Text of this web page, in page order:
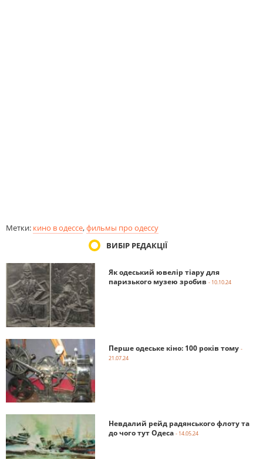
Метки: кино в одессе,фильмы про одессу
ВИБІР РЕДАКЦІЇ
Як одеський ювелір тіару для
паризького музею зробив - 10.10.24
Перше одеське кіно: 100 років тому -
21.07.24
Невдалий рейд радянського флоту та
до чого тут Одеса - 14.05.24